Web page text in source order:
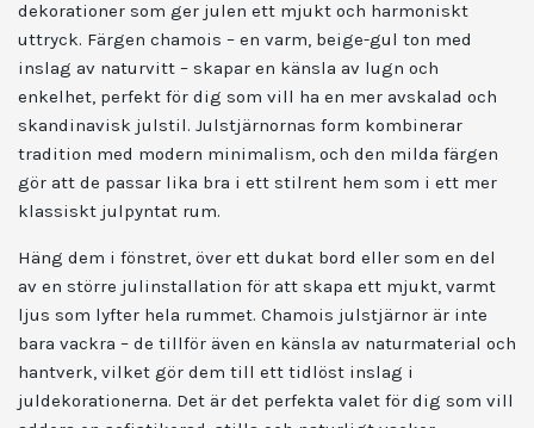
dekorationer som ger julen ett mjukt och harmoniskt
uttryck. Färgen chamois – en varm, beige-gul ton med
inslag av naturvitt – skapar en känsla av lugn och
enkelhet, perfekt för dig som vill ha en mer avskalad och
skandinavisk julstil. Julstjärnornas form kombinerar
tradition med modern minimalism, och den milda färgen
gör att de passar lika bra i ett stilrent hem som i ett mer
klassiskt julpyntat rum.
Häng dem i fönstret, över ett dukat bord eller som en del
av en större julinstallation för att skapa ett mjukt, varmt
ljus som lyfter hela rummet. Chamois julstjärnor är inte
bara vackra – de tillför även en känsla av naturmaterial och
hantverk, vilket gör dem till ett tidlöst inslag i
juldekorationerna. Det är det perfekta valet för dig som vill